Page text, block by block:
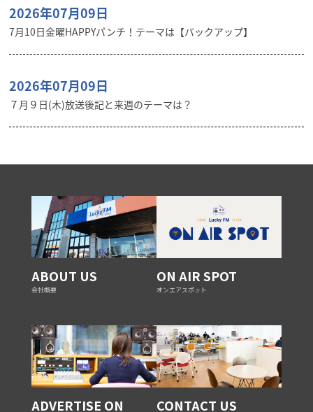
2026年07月09日
7月10日金曜HAPPYパンチ！テーマは【バックアップ】
2026年07月09日
７月９日(木)放送後記と来週のテーマは？
ABOUT US
会社概要
ON AIR SPOT
オンエアスポット
ADVERTISE ON CONTACT US